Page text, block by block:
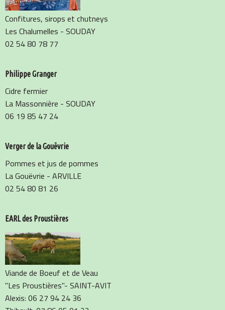
Confitures, sirops et chutneys
Les Chalumelles - SOUDAY
02 54 80 78 77
Philippe Granger
Cidre fermier
La Massonnière - SOUDAY
06 19 85 47 24
Verger de la Gouëvrie
Pommes et jus de pommes
La Gouëvrie - ARVILLE
02 54 80 81 26
EARL des Proustières
Viande de Boeuf et de Veau
"Les Proustières"- SAINT-AVIT
Alexis: 06 27 94 24 36